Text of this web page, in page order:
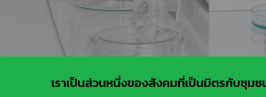
เราเป็นส่วนหนึ่งของสังคมที่เป็นมิตรกับชุม